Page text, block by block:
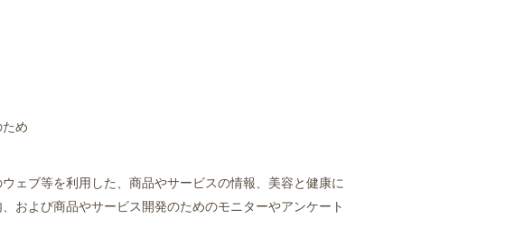
め
ェブ等を利用した、商品やサービスの情報、美容と健康に
および商品やサービス開発のためのモニターやアンケート